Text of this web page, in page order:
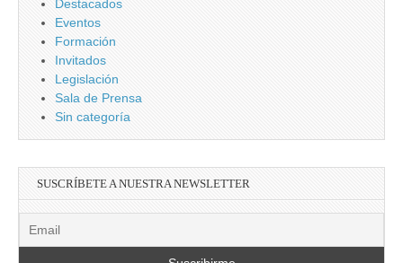
Destacados
Eventos
Formación
Invitados
Legislación
Sala de Prensa
Sin categoría
SUSCRÍBETE A NUESTRA NEWSLETTER